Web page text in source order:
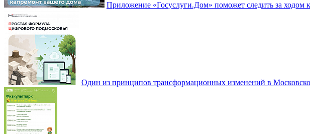
Приложение «Госуслуги.Дом» поможет следить за ходом
Один из принципов трансформационных изменений в